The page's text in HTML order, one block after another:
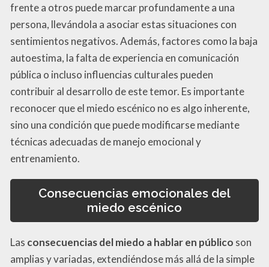
frente a otros puede marcar profundamente a una
persona, llevándola a asociar estas situaciones con
sentimientos negativos. Además, factores como la baja
autoestima, la falta de experiencia en comunicación
pública o incluso influencias culturales pueden
contribuir al desarrollo de este temor. Es importante
reconocer que el miedo escénico no es algo inherente,
sino una condición que puede modificarse mediante
técnicas adecuadas de manejo emocional y
entrenamiento.
Consecuencias emocionales del
miedo escénico
Las consecuencias del miedo a hablar en público son
amplias y variadas, extendiéndose más allá de la simple